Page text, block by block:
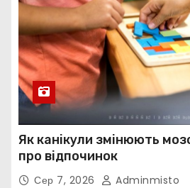
Як канікули змінюють
про відпочинок
Сер 7, 2026 Adminmisto